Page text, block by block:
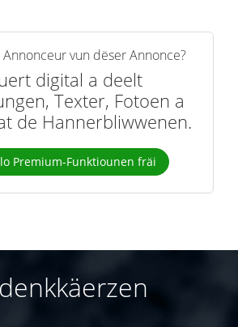
vun dëser Annonce?
digital a deelt
Texter, Fotoen a
de Hannerbliwwenen.
Premium-Funktiounen fräi